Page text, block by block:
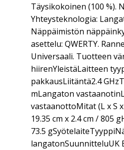
Täysikokoinen (100 %).
Yhteysteknologia:
Näppäimistön
asettelu: QWERTY.
Universaali. Tuotteen
hiirenYleistäLaitteen
pakkausLiitäntä2.4
mLangaton
vastaanottoMitat (L x S
19.35 cm x 2.4 cm / 805
73.5
langatonSuunnitteluUK